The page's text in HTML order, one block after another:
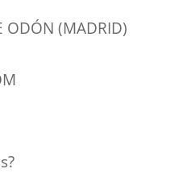
ODÓN (MADRID)